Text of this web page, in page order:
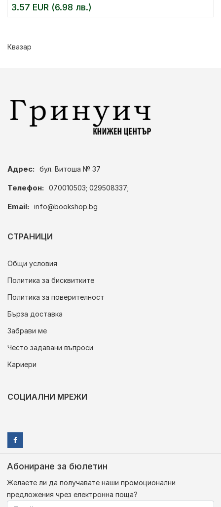
3.57 EUR (6.98 лв.)
Квазар
Адрес: бул. Витоша № 37
Телефон: 070010503; 029508337;
Email: info@bookshop.bg
СТРАНИЦИ
Общи условия
Политика за бисквитките
Политика за поверителност
Бърза доставка
Забрави ме
Често задавани въпроси
Кариери
СОЦИАЛНИ МРЕЖИ
Абониране за бюлетин
Желаете ли да получавате наши промоционални
предложения чрез електронна поща?